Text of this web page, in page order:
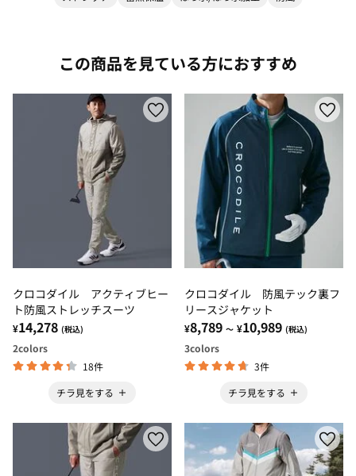
この商品を見ている方におすすめ
クロコダイル アクティブヒー
ト防風ストレッチスーツ
¥14,278 (税込)
2colors
18件
チラ見をする
クロコダイル 防風テック裏フ
リースジャケット
¥8,789 ～ ¥10,989 (税込)
3colors
3件
チラ見をする